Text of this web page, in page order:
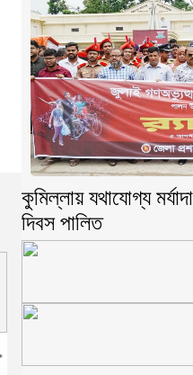
কুমিল্লায় যথাযোগ্য
দিবস পালিত